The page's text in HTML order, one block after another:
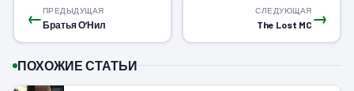
←ПРЕДЫДУЩАЯ
Братья О’Нил →
СЛЕДУЮЩАЯ
The Lost MC
ПОХОЖИЕ СТАТЬИ